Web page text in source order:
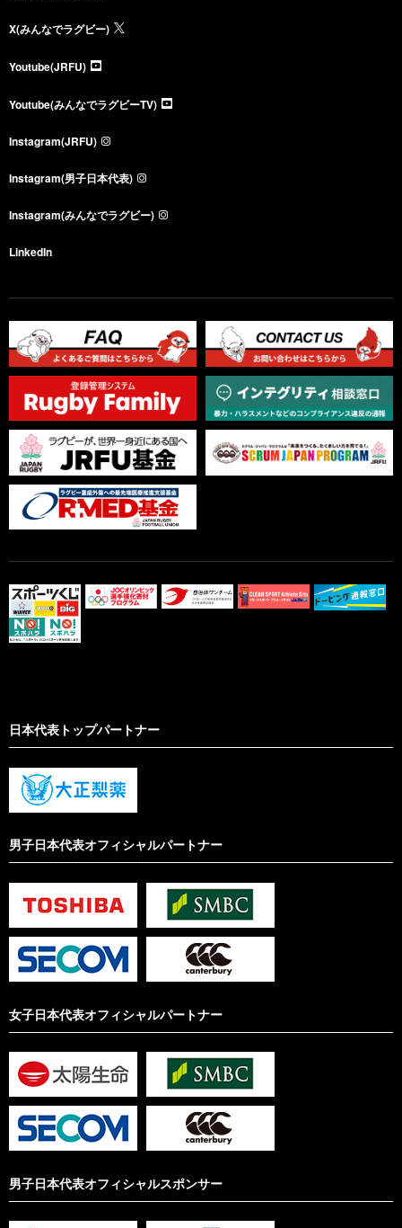
X(みんなでラグビー)
Youtube(JRFU)
Youtube(みんなでラグビーTV)
Instagram(JRFU)
Instagram(男子日本代表)
Instagram(みんなでラグビー)
LinkedIn
日本代表トップパートナー
男子日本代表オフィシャルパートナー
女子日本代表オフィシャルパートナー
男子日本代表オフィシャルスポンサー